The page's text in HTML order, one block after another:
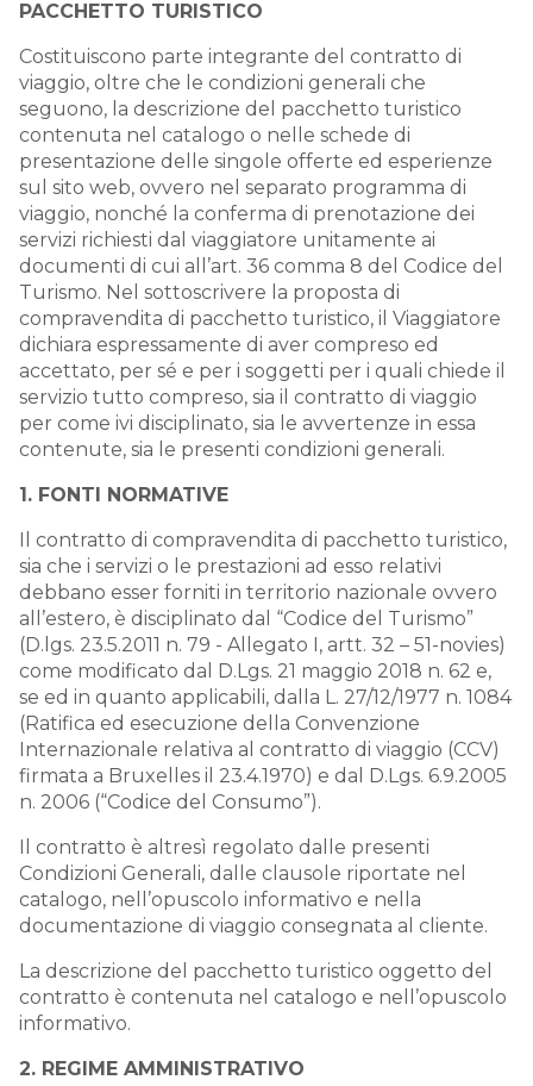
PACCHETTO TURISTICO
Costituiscono parte integrante del contratto di
viaggio, oltre che le condizioni generali che
seguono, la descrizione del pacchetto turistico
contenuta nel catalogo o nelle schede di
presentazione delle singole offerte ed esperienze
sul sito web, ovvero nel separato programma di
viaggio, nonché la conferma di prenotazione dei
servizi richiesti dal viaggiatore unitamente ai
documenti di cui all’art. 36 comma 8 del Codice del
Turismo. Nel sottoscrivere la proposta di
compravendita di pacchetto turistico, il Viaggiatore
dichiara espressamente di aver compreso ed
accettato, per sé e per i soggetti per i quali chiede il
servizio tutto compreso, sia il contratto di viaggio
per come ivi disciplinato, sia le avvertenze in essa
contenute, sia le presenti condizioni generali.
1. FONTI NORMATIVE
Il contratto di compravendita di pacchetto turistico,
sia che i servizi o le prestazioni ad esso relativi
debbano esser forniti in territorio nazionale ovvero
all’estero, è disciplinato dal “Codice del Turismo”
(D.lgs. 23.5.2011 n. 79 - Allegato I, artt. 32 – 51-novies)
come modificato dal D.Lgs. 21 maggio 2018 n. 62 e,
se ed in quanto applicabili, dalla L. 27/12/1977 n. 1084
(Ratifica ed esecuzione della Convenzione
Internazionale relativa al contratto di viaggio (CCV)
firmata a Bruxelles il 23.4.1970) e dal D.Lgs. 6.9.2005
n. 2006 (“Codice del Consumo”).
Il contratto è altresì regolato dalle presenti
Condizioni Generali, dalle clausole riportate nel
catalogo, nell’opuscolo informativo e nella
documentazione di viaggio consegnata al cliente.
La descrizione del pacchetto turistico oggetto del
contratto è contenuta nel catalogo e nell’opuscolo
informativo.
2. REGIME AMMINISTRATIVO